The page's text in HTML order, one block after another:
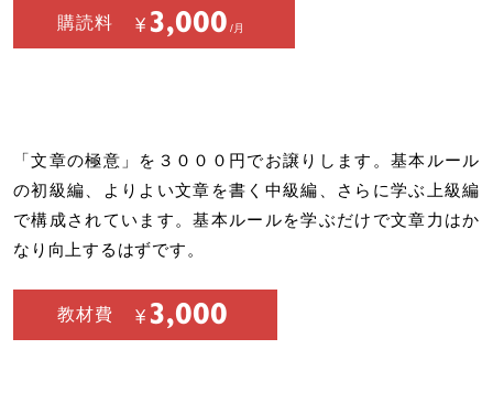
購読料 3,000
「文章の極意」を３０００円でお譲りします。基本ルール
の初級編、よりよい文章を書く中級編、さらに学ぶ上級編
で構成されています。基本ルールを学ぶだけで文章力はか
なり向上するはずです。
教材費 3,000